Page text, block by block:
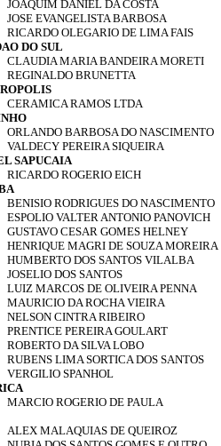
JOAQUIM DANIEL DA COSTA
JOSE EVANGELISTA BARBOSA
RICARDO OLEGARIO DE LIMA FAIS
DO SUL
CLAUDIA MARIA BANDEIRA MORETI
REGINALDO BRUNETTA
CERAMICA RAMOS LTDA
ORLANDO BARBOSA DO NASCIMENTO
VALDECY PEREIRA SIQUEIRA
SAPUCAIA
RICARDO ROGERIO EICH
BENISIO RODRIGUES DO NASCIMENTO
ESPOLIO VALTER ANTONIO PANOVICH
GUSTAVO CESAR GOMES HELNEY
HENRIQUE MAGRI DE SOUZA MOREIRA
HUMBERTO DOS SANTOS VILALBA
JOSELIO DOS SANTOS
LUIZ MARCOS DE OLIVEIRA PENNA
MAURICIO DA ROCHA VIEIRA
NELSON CINTRA RIBEIRO
PRENTICE PEREIRA GOULART
ROBERTO DA SILVA LOBO
RUBENS LIMA SORTICA DOS SANTOS
VERGILIO SPANHOL
MARCIO ROGERIO DE PAULA
ALEX MALAQUIAS DE QUEIROZ